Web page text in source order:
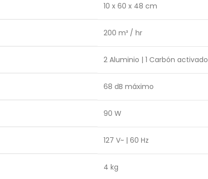
10 x 60 x 48 cm
200 m³ / hr
2 Aluminio | 1 Carbón activado
68 dB máximo
90 W
127 V~ | 60 Hz
4 kg